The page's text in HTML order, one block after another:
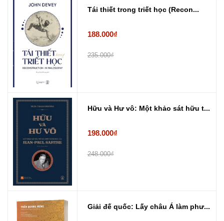
Tái thiết trong triết học (Recon...
188.000₫
235.000₫
Hữu và Hư vô: Một khảo sát hữu t...
198.000₫
248.000₫
Giải đế quốc: Lấy châu Á làm phư...